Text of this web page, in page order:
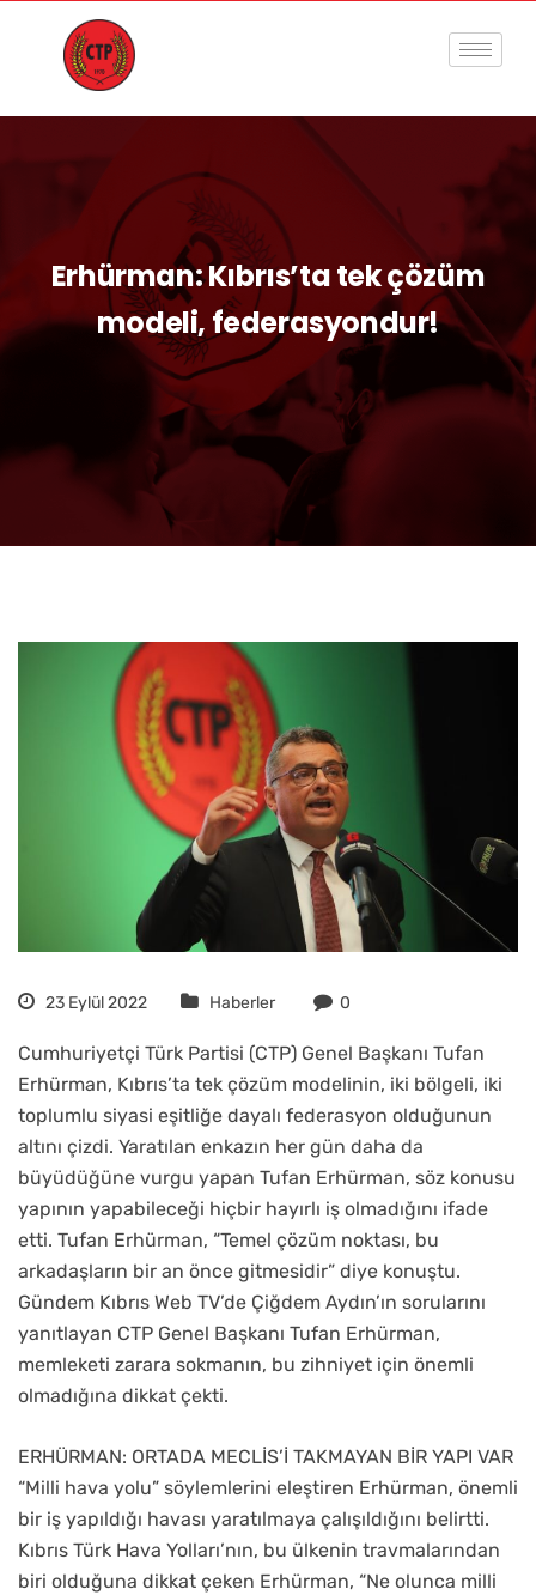
Erhürman: Kıbrıs’ta tek çözüm
modeli, federasyondur!
23 Eylül 2022 Haberler 0
Cumhuriyetçi Türk Partisi (CTP) Genel Başkanı Tufan
Erhürman, Kıbrıs’ta tek çözüm modelinin, iki bölgeli, iki
toplumlu siyasi eşitliğe dayalı federasyon olduğunun
altını çizdi. Yaratılan enkazın her gün daha da
büyüdüğüne vurgu yapan Tufan Erhürman, söz konusu
yapının yapabileceği hiçbir hayırlı iş olmadığını ifade
etti. Tufan Erhürman, “Temel çözüm noktası, bu
arkadaşların bir an önce gitmesidir” diye konuştu.
Gündem Kıbrıs Web TV’de Çiğdem Aydın’ın sorularını
yanıtlayan CTP Genel Başkanı Tufan Erhürman,
memleketi zarara sokmanın, bu zihniyet için önemli
olmadığına dikkat çekti.
ERHÜRMAN: ORTADA MECLİS’İ TAKMAYAN BİR YAPI VAR
“Milli hava yolu” söylemlerini eleştiren Erhürman, önemli
bir iş yapıldığı havası yaratılmaya çalışıldığını belirtti.
Kıbrıs Türk Hava Yolları’nın, bu ülkenin travmalarından
biri olduğuna dikkat çeken Erhürman, “Ne olunca milli